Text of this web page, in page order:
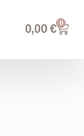
0,00€ 0